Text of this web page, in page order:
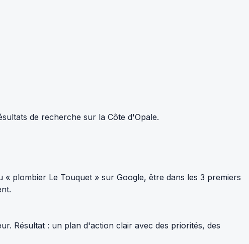
de recherche sur la Côte d'Opale.
plombier Le Touquet » sur Google, être dans les 3 premiers
Résultat : un plan d'action clair avec des priorités, des